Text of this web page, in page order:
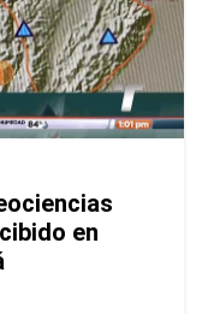
en